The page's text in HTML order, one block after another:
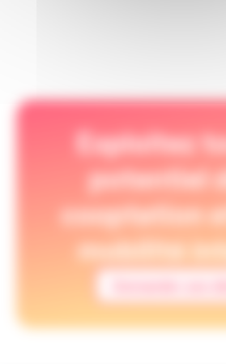
Exploitez
potentiel
cooptation
mobilité